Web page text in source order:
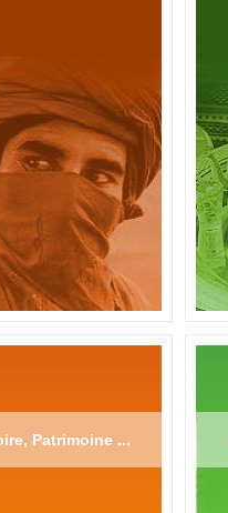
Patrimoine ...